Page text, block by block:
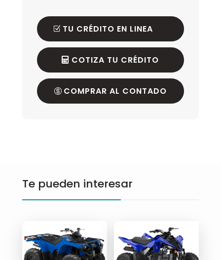
TU CRÉDITO EN LINEA
COTIZA TU CRÉDITO
COMPRAR AL CONTADO
Te pueden interesar